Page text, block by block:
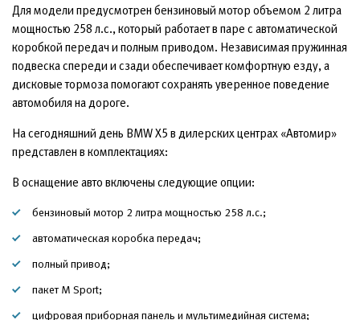
Для модели предусмотрен бензиновый мотор объемом 2 литра
мощностью 258 л.с., который работает в паре с автоматической
коробкой передач и полным приводом. Независимая пружинная
подвеска спереди и сзади обеспечивает комфортную езду, а
дисковые тормоза помогают сохранять уверенное поведение
автомобиля на дороге.
На сегодняшний день BMW X5 в дилерских центрах «Автомир»
представлен в комплектациях:
В оснащение авто включены следующие опции:
бензиновый мотор 2 литра мощностью 258 л.с.;
автоматическая коробка передач;
полный привод;
пакет M Sport;
цифровая приборная панель и мультимедийная система;